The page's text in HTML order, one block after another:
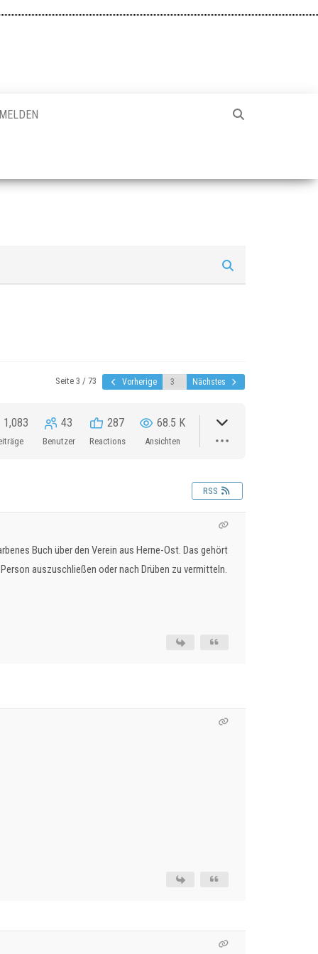
Seite 3 / 73 Vorherige Nächstes
1,083 43
Benutzer
287
Reactions
68.5 K
Ansichten
RSS
Buch über den Verein aus Herne-Ost. Das gehört
auszuschließen oder nach Drüben zu vermitteln.